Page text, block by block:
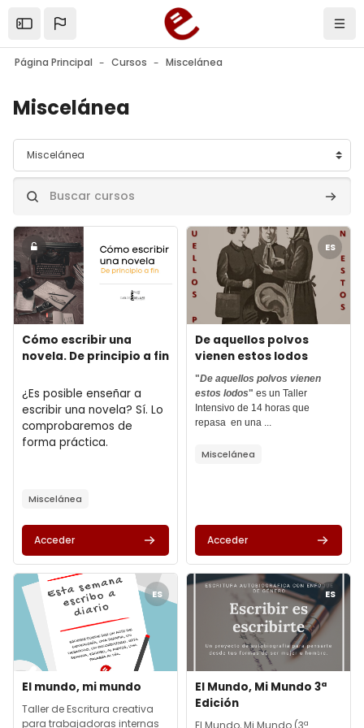
Mostrar barra lateral
Página Principal Cursos Miscelánea
Miscelánea
Categorías
Buscar cursos
Archivos del resumen del curso" Cómo escribir una novela.
Archivos del resumen del curso
Nombre del curso
Cómo escribir una
novela. De principio a fin
¿Es posible enseñar a
escribir una novela? Sí. Lo
comprobaremos de
forma práctica.
Miscelánea
Acceder
ES
Archivos del resumen del
Archivos del resumen del
Nombre del curso
De aquellos polvos
vienen estos lodos
Texto del resumen del curso:
"De aquellos polvos vienen
estos lodos" es un Taller
Intensivo de 14 horas que
repasa en una ...
Miscelánea
Acceder
ES
Archivos del resumen del curso" El mundo, mi mundo
Archivos del resumen del curso
Nombre del curso
El mundo, mi mundo
Texto del resumen del curso:
Taller de Escritura creativa
para trabajadoras internas
ES
Archivos del resumen del
Archivos del resumen del
Nombre del curso
El Mundo, Mi Mundo 3ª
Edición
Texto del resumen del curso:
El Mundo, Mi Mundo (3ª